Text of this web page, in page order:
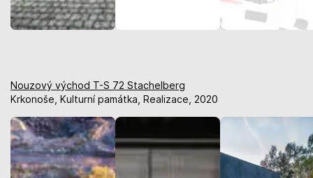
Nouzový východ T-S 72 Stachelberg
Krkonoše, Kulturní památka, Realizace, 2020